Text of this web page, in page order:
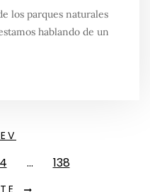
los parques naturales
hablando de un
4 … 138